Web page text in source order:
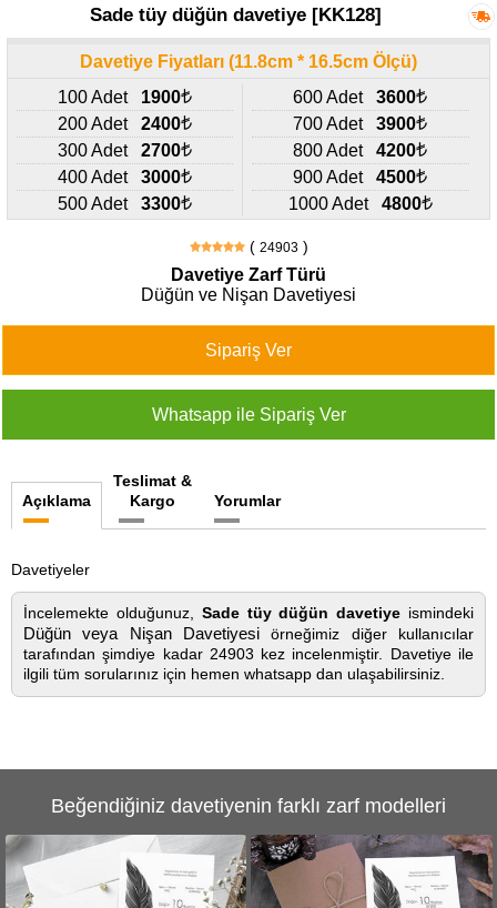
Sade tüy düğün davetiye [KK128]
Davetiye Fiyatları (11.8cm * 16.5cm Ölçü)
100 Adet
1900
200 Adet
2400
300 Adet
2700
400 Adet
3000
500 Adet
3300
600 Adet
3600
700 Adet
3900
800 Adet
4200
900 Adet
4500
1000 Adet
4800
( 24903)
Davetiye Zarf Türü
Düğün ve Nişan Davetiyesi
Açıklama
Teslimat &
Kargo
Yorumlar
Davetiyeler
İncelemekte olduğunuz, Sade tüy düğün davetiye ismindeki
Düğün veya Nişan Davetiyesi örneğimiz diğer kullanıcılar
tarafından şimdiye kadar 24903 kez incelenmiştir. Davetiye ile
ilgili tüm sorularınız için hemen whatsapp dan ulaşabilirsiniz.
Beğendiğiniz davetiyenin farklı zarf modelleri